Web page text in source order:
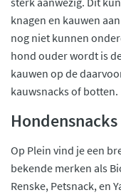
knagen en kauwen
nog niet kunnen
hond ouder wordt is
kauwen op de
kauwsnacks of botten.
Op Plein vind je een
bekende merken als
Renske, Petsnack, en